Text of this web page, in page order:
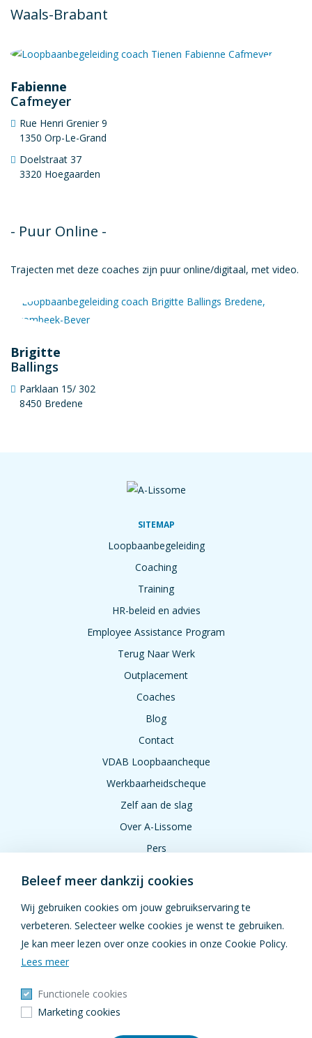
Waals-Brabant
Fabienne
Cafmeyer
Rue Henri Grenier 9
1350 Orp-Le-Grand
Doelstraat 37
3320 Hoegaarden
- Puur Online -
Trajecten met deze coaches zijn puur online/digitaal, met video.
Brigitte
Ballings
Parklaan 15/ 302
8450 Bredene
SITEMAP
Loopbaanbegeleiding
Coaching
Training
HR-beleid en advies
Employee Assistance Program
Terug Naar Werk
Outplacement
Coaches
Blog
Contact
VDAB Loopbaancheque
Werkbaarheidscheque
Zelf aan de slag
Over A-Lissome
Pers
VOLG ONS
Beleef meer dankzij cookies
Wij gebruiken cookies om jouw gebruikservaring te
verbeteren. Selecteer welke cookies je wenst te gebruiken.
Je kan meer lezen over onze cookies in onze Cookie Policy.
Lees meer
Functionele cookies
Marketing cookies